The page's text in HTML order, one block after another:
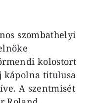
szombathelyi
kolostort
kápolna titulusa
A szentmisét